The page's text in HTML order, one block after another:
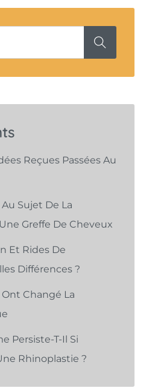
Reçues Passées Au
Sujet De La
Greffe De Cheveux
Et Rides De
Différences ?
Changé La
Persiste-T-Il Si
Rhinoplastie ?